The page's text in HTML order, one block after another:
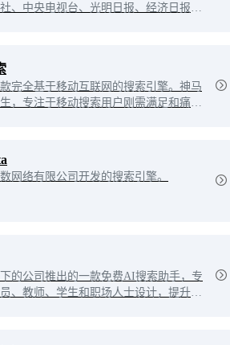
、中央电视台、光明日报、经济日报、
完全基于移动互联网的搜索引擎。神马
，专注于移动搜索用户刚需满足和痛点
网络有限公司开发的搜索引擎。
的公司推出的一款免费AI搜索助手，专
、教师、学生和职场人士设计，提升工